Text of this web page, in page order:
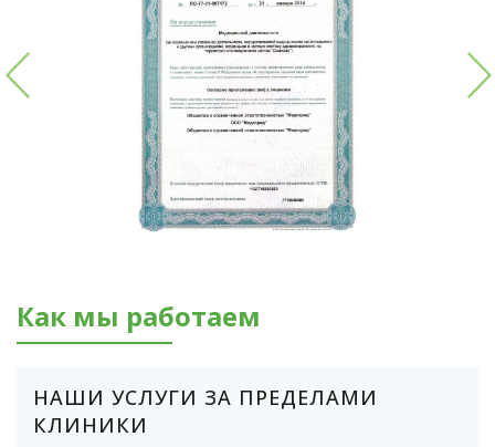
Как мы работаем
НАШИ УСЛУГИ ЗА ПРЕДЕЛАМИ
КЛИНИКИ